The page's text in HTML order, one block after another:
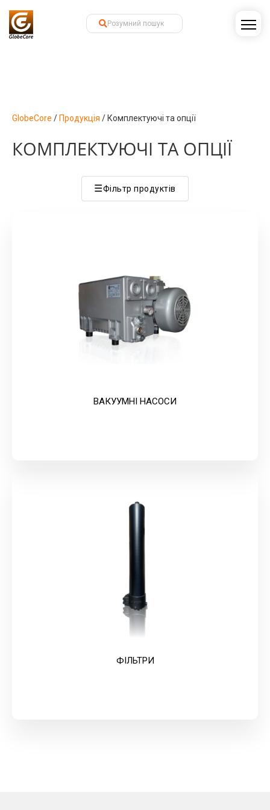
GlobeCore / Продукція / Комплектуючі та опції
КОМПЛЕКТУЮЧІ ТА ОПЦІЇ
☰Фільтр продуктів
ВАКУУМНІ НАСОСИ
ФІЛЬТРИ